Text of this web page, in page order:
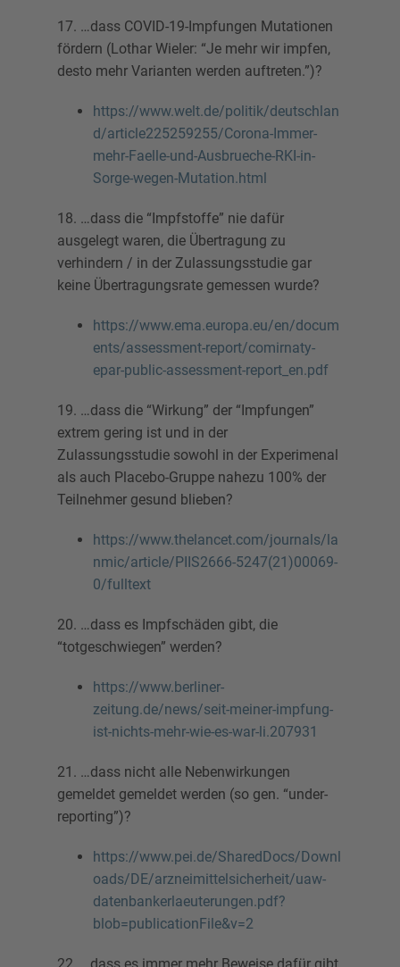
17. …dass COVID-19-Impfungen Mutationen
fördern (Lothar Wieler: “Je mehr wir impfen,
desto mehr Varianten werden auftreten.”)?
https://www.welt.de/politik/deutschlan
d/article225259255/Corona-Immer-
mehr-Faelle-und-Ausbrueche-RKI-in-
Sorge-wegen-Mutation.html
18. …dass die “Impfstoffe” nie dafür
ausgelegt waren, die Übertragung zu
verhindern / in der Zulassungsstudie gar
keine Übertragungsrate gemessen wurde?
https://www.ema.europa.eu/en/docum
ents/assessment-report/comirnaty-
epar-public-assessment-report_en.pdf
19. …dass die “Wirkung” der “Impfungen”
extrem gering ist und in der
Zulassungsstudie sowohl in der Experimenal
als auch Placebo-Gruppe nahezu 100% der
Teilnehmer gesund blieben?
https://www.thelancet.com/journals/la
nmic/article/PIIS2666-5247(21)00069-
0/fulltext
20. …dass es Impfschäden gibt, die
“totgeschwiegen” werden?
https://www.berliner-
zeitung.de/news/seit-meiner-impfung-
ist-nichts-mehr-wie-es-war-li.207931
21. …dass nicht alle Nebenwirkungen
gemeldet gemeldet werden (so gen. “under-
reporting”)?
https://www.pei.de/SharedDocs/Downl
oads/DE/arzneimittelsicherheit/uaw-
datenbankerlaeuterungen.pdf?
blob=publicationFile&v=2